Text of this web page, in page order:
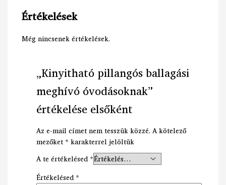
Értékelések
Még nincsenek értékelések.
„Kinyitható pillangós ballagási
meghívó óvodásoknak”
értékelése elsőként
Az e-mail címet nem tesszük közzé. A kötelező
mezőket * karakterrel jelöltük
A te értékelésed *
Értékelésed *